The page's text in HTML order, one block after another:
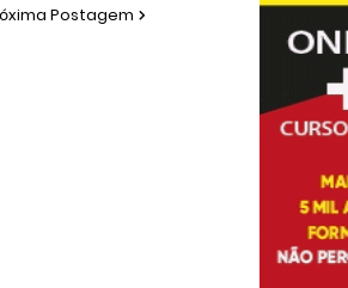
Postagem